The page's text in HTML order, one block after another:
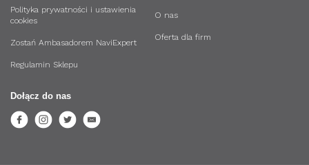
O nas
Oferta dla firm
Polityka prywatności i ustawienia
cookies
Zostań Ambasadorem NaviExpert
Regulamin Sklepu
Dołącz do nas